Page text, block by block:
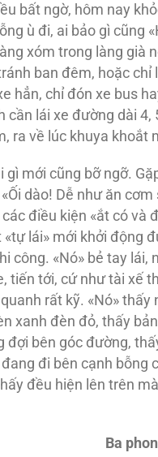
bất ngờ, hôm nay
ù đi, ai bảo gì cũng
xóm trong làng già
ban đêm, hoặc
hẳn, chỉ đón xe bus
cần lái xe đường dài
ra về lúc khuya khoắt
mới cũng bỡ ngỡ.
dào! Dễ như ăn
điều kiện «ắt có và
lái» mới khởi động
công. «Nó» bẻ tay lái,
tiến tới, cứ như tài xế
rất kỹ. «Nó»
xanh đèn đỏ, thấy
đợi bên góc đường,
đang đi bên cạnh
đều hiện lên trên
Ba